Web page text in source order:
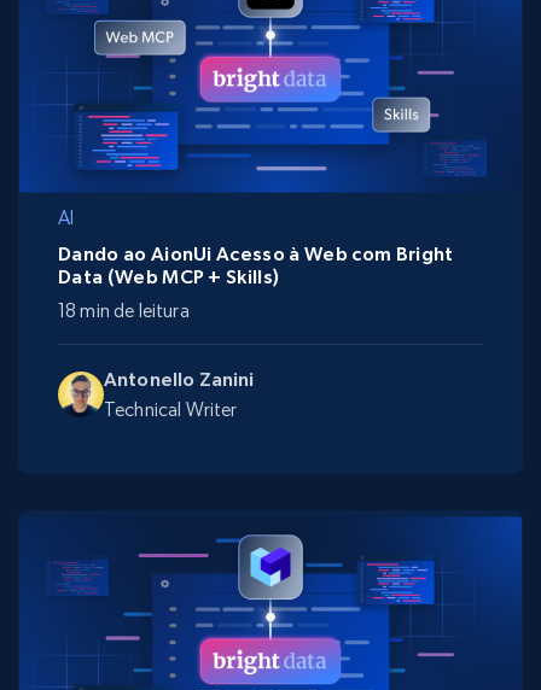
AI
Antonello Zanini
Technical Writer
Dando ao AionUi Acesso à Web com Bright
Data (Web MCP + Skills)
18 min de leitura